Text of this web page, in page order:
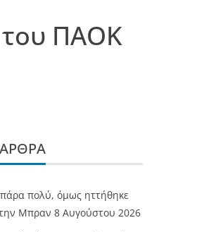
του ΠΑΟΚ
πολύ, όμως ηττήθηκε
Μπραν 8 Αυγούστου 2026